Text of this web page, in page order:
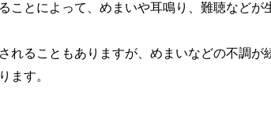
ことによって、めまいや耳鳴り、難聴などが
れることもありますが、めまいなどの不調が
ます。